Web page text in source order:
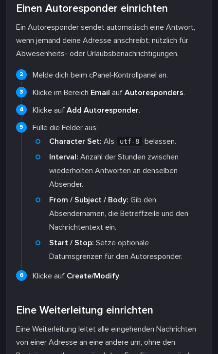
Einen Autoresponder einrichten
Ein Autoresponder sendet automatisch eine Antwort,
wenn jemand deine Adresse anschreibt; nützlich für
Abwesenheits- oder Urlaubsbenachrichtigungen.
Melde dich beim cPanel-Kontrollpanel an.
Klicke im Bereich Email auf Autoresponders.
Klicke auf Add Autoresponder.
Fülle die Felder aus:
Character Set: Als utf-8
belassen.
Interval: Anzahl der Stunden zwischen
wiederholten Antworten an denselben
Absender.
From / Subject / Body: Gib den
Absendernamen, die Betreffzeile und den
Nachrichtentext ein.
Start / Stop: Setze optionale
Datumsgrenzen für den Autoresponder.
Klicke auf Create/Modify.
Eine Weiterleitung einrichten
Eine Weiterleitung leitet alle eingehenden Nachrichten
von einer Adresse an eine andere um, ohne den